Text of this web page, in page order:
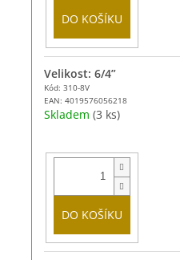
DO KOŠÍKU
Kód: 310-8V
EAN: 4019576056218
Velikost: 6/4”
Skladem (3 ks)
DO KOŠÍKU